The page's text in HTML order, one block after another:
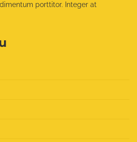
porttitor. Integer at